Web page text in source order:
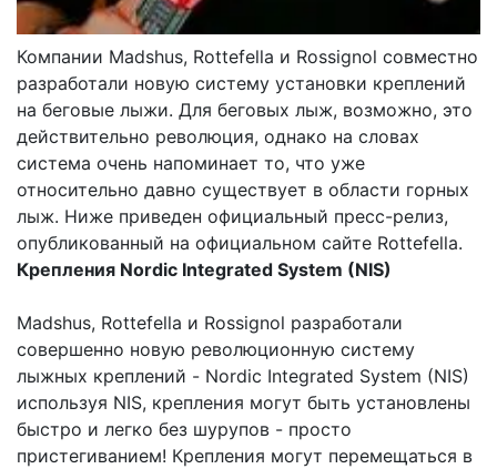
Компании Madshus, Rottefella и Rossignol совместно
разработали новую систему установки креплений
на беговые лыжи. Для беговых лыж, возможно, это
действительно революция, однако на словах
система очень напоминает то, что уже
относительно давно существует в области горных
лыж. Ниже приведен официальный пресс-релиз,
опубликованный на официальном сайте Rottefella.
Крепления Nordic Integrated System (NIS)
Madshus, Rottefella и Rossignol разработали
совершенно новую революционную систему
лыжных креплений - Nordic Integrated System (NIS)
используя NIS, крепления могут быть установлены
быстро и легко без шурупов - просто
пристегиванием! Крепления могут перемещаться в